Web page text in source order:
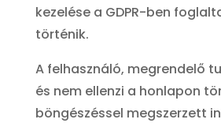
kezelése a GDPR-ben
történik.
A felhasználó, megrendelő
és nem ellenzi a honlapon
böngészéssel megszerzett